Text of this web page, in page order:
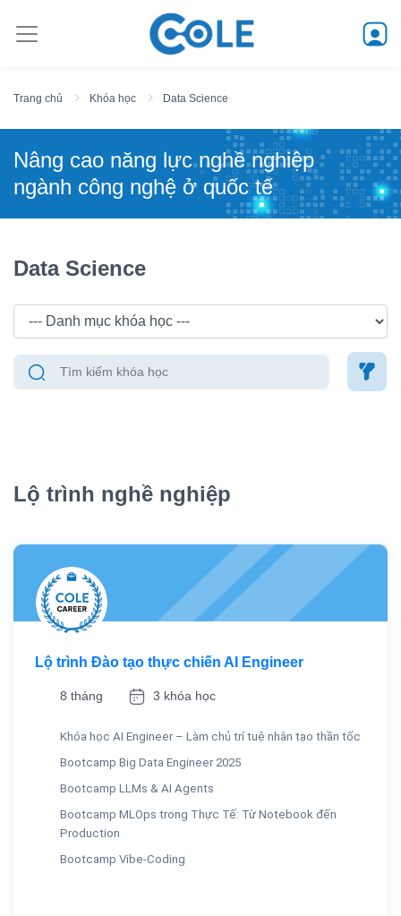
Trang chủ Khóa học Data Science
Nâng cao năng lực nghề nghiệp
ngành công nghệ ở quốc tế
Data Science
Lộ trình nghề nghiệp
Lộ trình Đào tạo thực chiến AI Engineer
8 tháng 3 khóa học
Khóa học AI Engineer – Làm chủ trí tuệ nhân tạo thần tốc
Bootcamp Big Data Engineer 2025
Bootcamp LLMs & AI Agents
Bootcamp MLOps trong Thực Tế: Từ Notebook đến
Production
Bootcamp Vibe-Coding